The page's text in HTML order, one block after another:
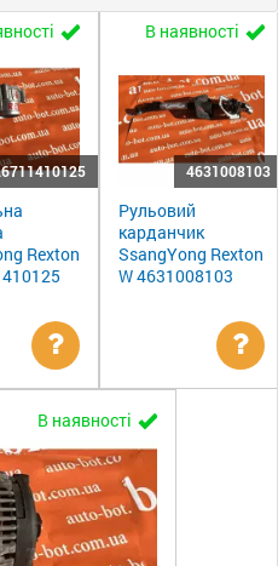
Rexton
Уточнити
ціну
В наявності
4631008103
Рульовий
карданчик
SsangYong Rexton
W 4631008103
В наявності